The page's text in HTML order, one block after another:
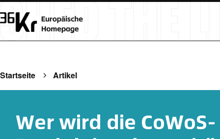
Startseite Artikel
Wer wird die CoWoS-